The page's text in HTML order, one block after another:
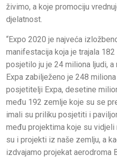
živimo, a koje promociju
djelatnost.
“Expo 2020 je najveća
manifestacija koja je trajala 182
posjetilo ju je 24 miliona ljudi,
Expa zabilježeno je 248
posjetitelji Expa, desetine
među 192 zemlje koje su se
imali su priliku posjetiti i
među projektima koje su
su i projekti iz naše zemlju, a
izdvajamo projekat aerodroma